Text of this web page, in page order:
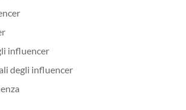
influencer
degli influencer